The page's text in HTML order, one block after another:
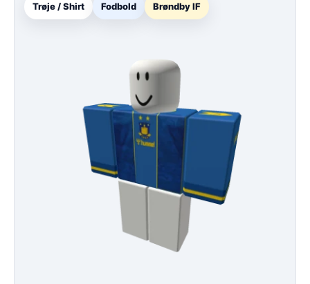
Trøje / Shirt Fodbold Brøndby IF